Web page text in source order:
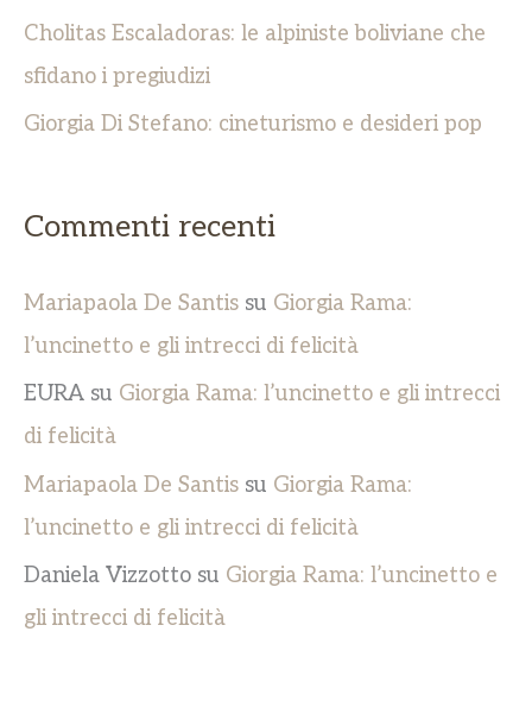
Cholitas Escaladoras: le alpiniste boliviane che
sfidano i pregiudizi
Giorgia Di Stefano: cineturismo e desideri pop
Commenti recenti
Mariapaola De Santis su Giorgia Rama:
l’uncinetto e gli intrecci di felicità
EURA su Giorgia Rama: l’uncinetto e gli intrecci
di felicità
Mariapaola De Santis su Giorgia Rama:
l’uncinetto e gli intrecci di felicità
Daniela Vizzotto su Giorgia Rama: l’uncinetto e
gli intrecci di felicità